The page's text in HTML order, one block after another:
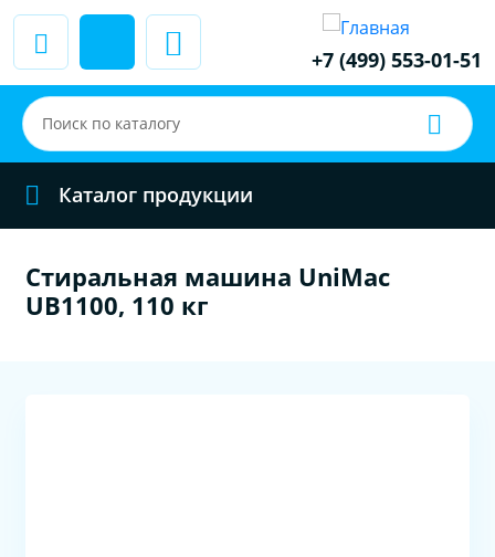
+7 (499) 553-01-51
Каталог продукции
Стиральная машина UniMac
UB1100, 110 кг